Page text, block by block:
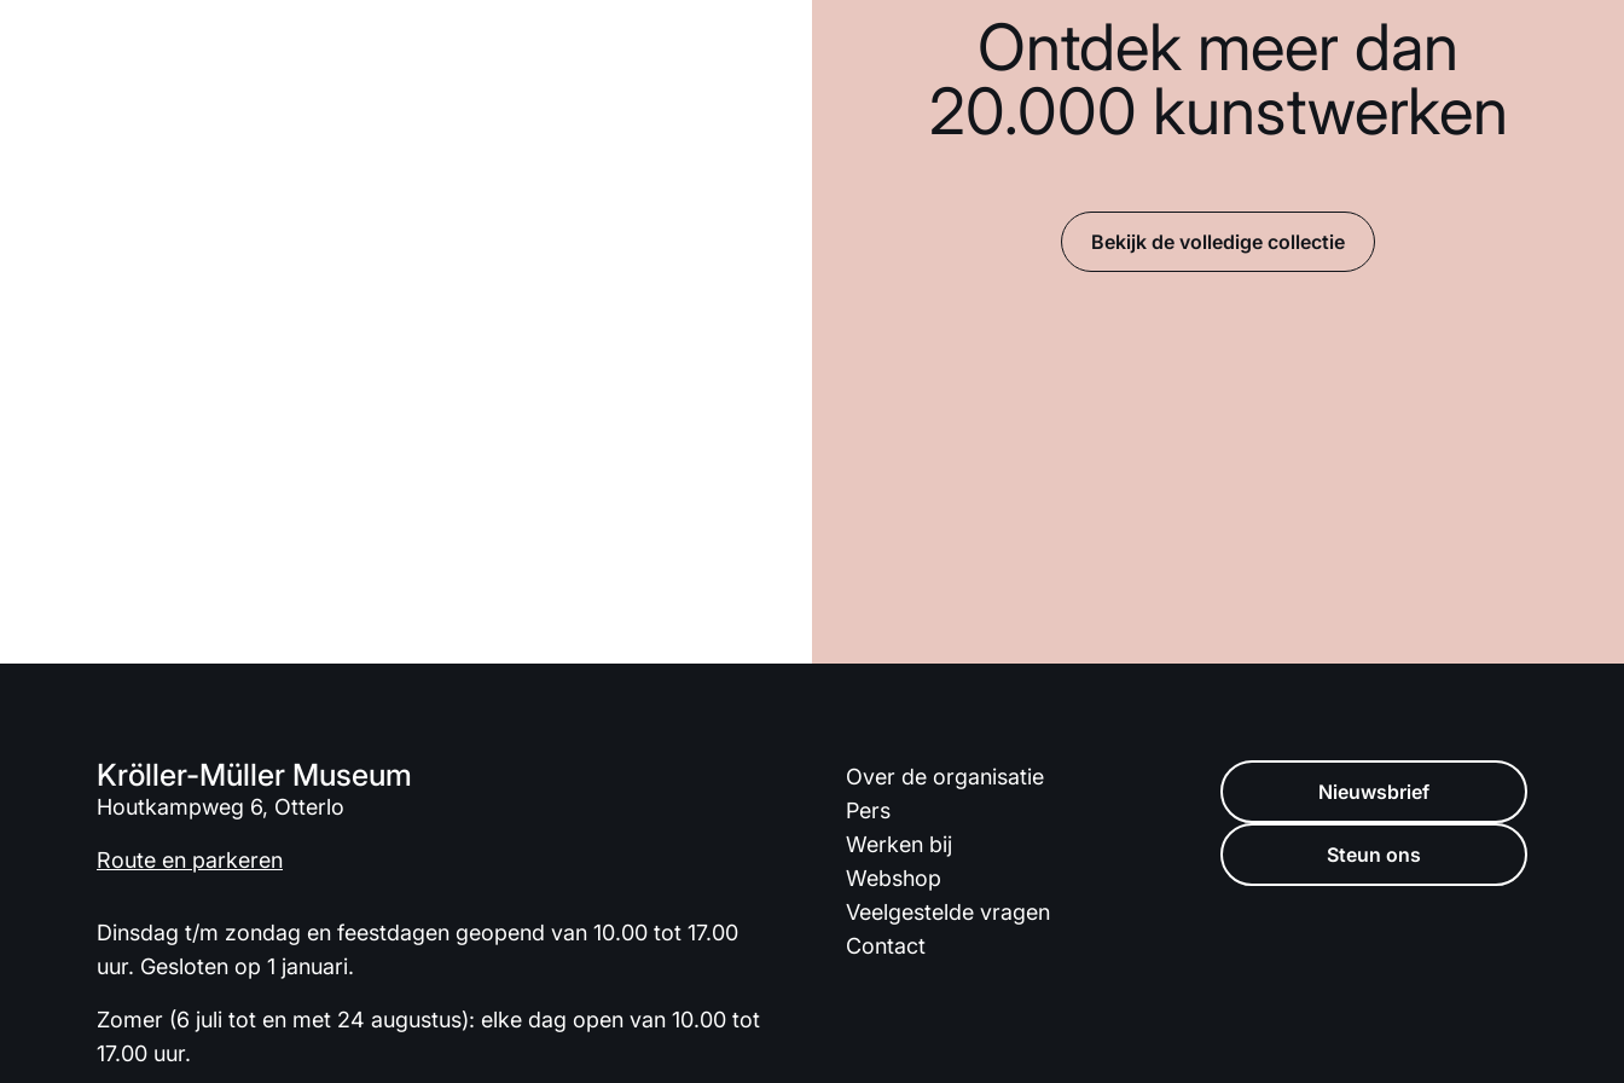
Ontdek meer dan
20.000 kunstwerken
Bekijk de volledige collectie
Kröller-Müller Museum
Houtkampweg 6, Otterlo
Route en parkeren
Dinsdag t/m zondag en feestdagen geopend van 10.00 tot 17.00
uur. Gesloten op 1 januari.
Zomer (6 juli tot en met 24 augustus): elke dag open van 10.00 tot
17.00 uur.
Over de organisatie
Pers
Werken bij
Webshop
Veelgestelde vragen
Contact
Nieuwsbrief
Steun ons